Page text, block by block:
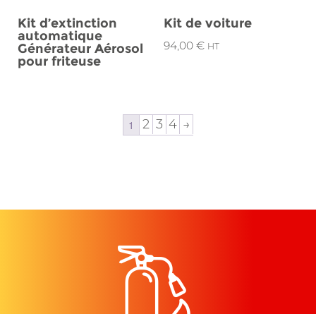
Kit d’extinction
automatique
Générateur Aérosol
pour friteuse
Kit de voiture
94,00 € HT
1 2 3 4 →